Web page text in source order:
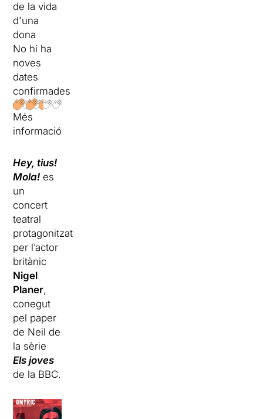
de la vida
d'una
dona
No hi ha
noves
dates
confirmades
Més
informació
Hey, tius!
Mola! es
un
concert
teatral
protagonitzat
per l’actor
britànic
Nigel
Planer,
conegut
pel paper
de Neil de
la sèrie
Els joves
de la BBC.